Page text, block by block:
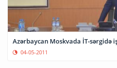
Azərbaycan Moskvada İT-sərgidə
04-05-2011